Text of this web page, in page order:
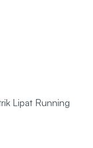
Lipat Running